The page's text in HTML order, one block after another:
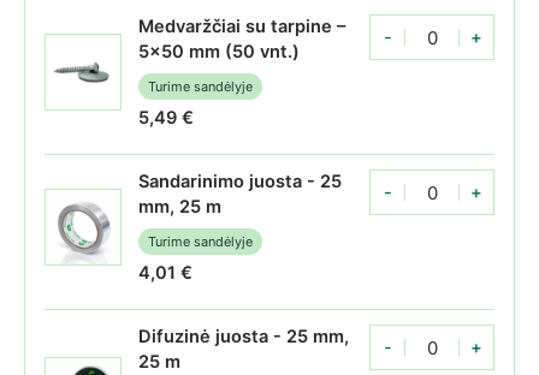
Medvaržčiai su tarpine –
5x50 mm (50 vnt.)
Turime sandėlyje
5,49 €
-
Medvaržčiai su
+
Sandarinimo juosta - 25
mm, 25 m
Turime sandėlyje
4,01 €
-
Polikarbonato
+
Difuzinė juosta - 25 mm,
25 m
-
Polikarbonato
+